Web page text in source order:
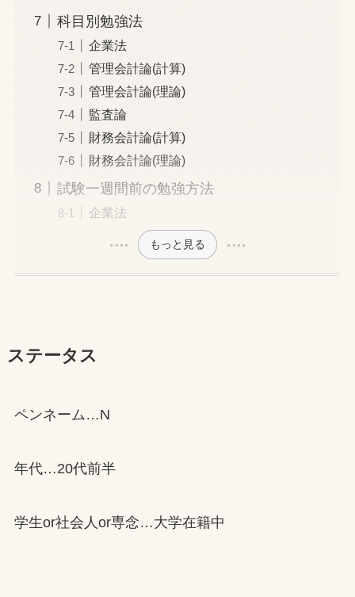
科目別勉強法
企業法
管理会計論(計算)
管理会計論(理論)
監査論
財務会計論(計算)
財務会計論(理論)
試験一週間前の勉強方法
企業法
もっと見る
ステータス
ペンネーム…N
年代…20代前半
学生or社会人or専念…大学在籍中